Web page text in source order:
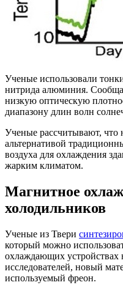
Ученые использовали
нитрида алюминия.
низкую оптическую
диапазону длин волн
Ученые рассчитывают, что
альтернативой
воздуха для охлаждения
жарким климатом.
Магнитное
холодильников
Ученые из Твери
который можно
охлаждающих устройствах
исследователей, новый
используемый фреон.